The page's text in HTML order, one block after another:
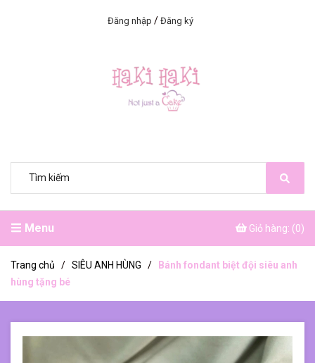
Đăng nhập / Đăng ký
Menu Giỏ hàng: (0)
Trang chủ / SIÊU ANH HÙNG /
Bánh fondant biệt đội siêu anh
hùng tặng bé